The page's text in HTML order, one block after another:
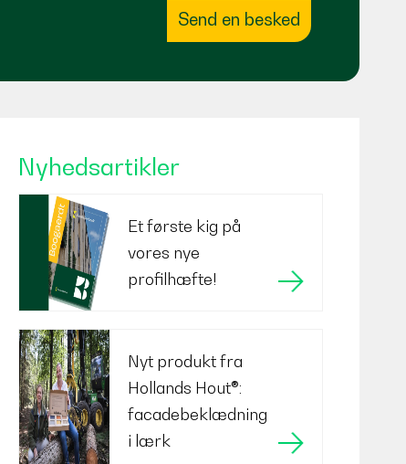
Send en besked
Nyhedsartikler
Et første kig på
vores nye
profilhæfte!
Nyt produkt fra
Hollands Hout®:
facadebeklædning
i lærk